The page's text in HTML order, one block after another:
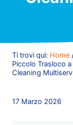
Ti trovi qui: Home
Piccolo Trasloco
Cleaning
17 Marzo 2026